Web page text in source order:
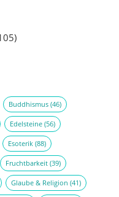
Buddhismus(46)
Edelsteine(56)
Esoterik(88)
Fruchtbarkeit(39)
Glaube & Religion (41)